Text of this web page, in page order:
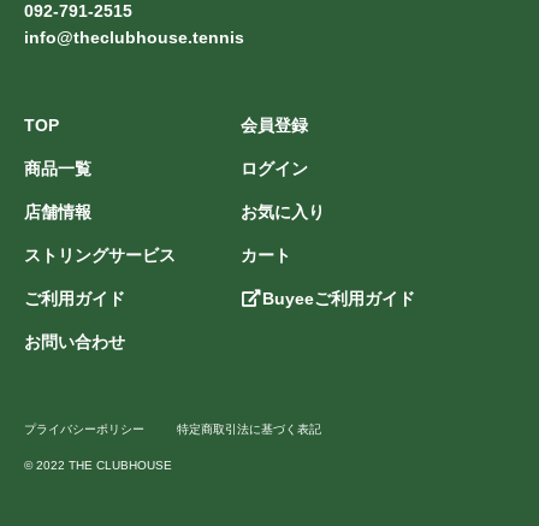
092-791-2515
info@theclubhouse.tennis
TOP
商品一覧
店舗情報
ストリングサービス
ご利用ガイド
お問い合わせ
会員登録
ログイン
お気に入り
カート
Buyeeご利用ガイド
プライバシーポリシー 特定商取引法に基づく表記
© 2022 THE CLUBHOUSE